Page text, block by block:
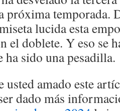
próxima temporada.
lucida esta
el doblete. Y eso se
ha sido una pesadilla.
usted amado este
dado más